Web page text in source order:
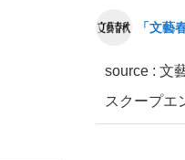
the
「文藝
source : 文
スクープエ